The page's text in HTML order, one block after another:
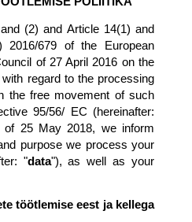
(2) and Article 14(1) and
2016/679 of the European
of 27 April 2016 on the
regard to the processing
the free movement of such
95/56/ EC (hereinafter:
of 25 May 2018, we inform
purpose we process your
"data"), as well as your
töötlemise eest ja kellega